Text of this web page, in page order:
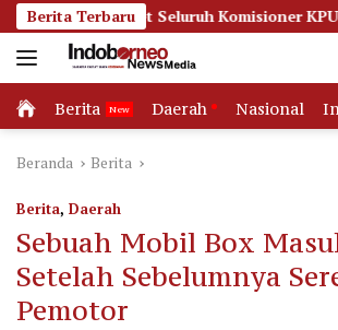
Langsung
ke
konten
Berita Terbaru
Seluruh Komisioner KPU Kotim
Home
Berita Daerah Nasional
Beranda Berita
Berita, Daerah
Sebuah Mobil Box
Setelah Sebelumnya
Pemotor